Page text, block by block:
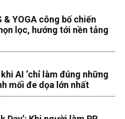
& YOGA công bố chiến
lọc, hướng tới nền tảng
AI ‘chỉ làm đúng những
mối đe dọa lớn nhất